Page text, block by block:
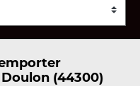
(44300)